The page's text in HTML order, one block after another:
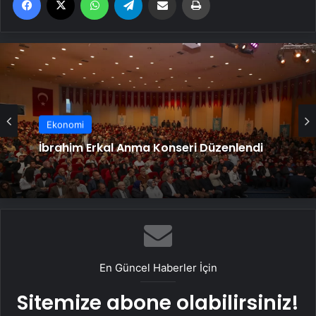
Ekonomi
İbrahim Erkal Anma Konseri Düzenlendi
En Güncel Haberler İçin
Sitemize abone olabilirsiniz!